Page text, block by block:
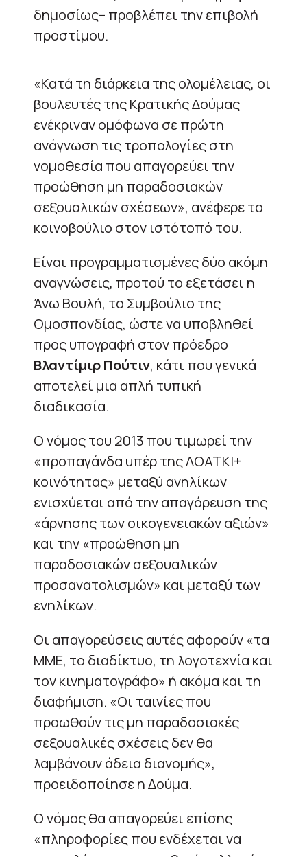
δημοσίως– προβλέπει την επιβολή
προστίμου.
«Κατά τη διάρκεια της ολομέλειας, οι
βουλευτές της Κρατικής Δούμας
ενέκριναν ομόφωνα σε πρώτη
ανάγνωση τις τροπολογίες στη
νομοθεσία που απαγορεύει την
προώθηση μη παραδοσιακών
σεξουαλικών σχέσεων», ανέφερε το
κοινοβούλιο στον ιστότοπό του.
Είναι προγραμματισμένες δύο ακόμη
αναγνώσεις, προτού το εξετάσει η
Άνω Βουλή, το Συμβούλιο της
Ομοσπονδίας, ώστε να υποβληθεί
προς υπογραφή στον πρόεδρο
Βλαντίμιρ Πούτιν, κάτι που γενικά
αποτελεί μια απλή τυπική
διαδικασία.
Ο νόμος του 2013 που τιμωρεί την
«προπαγάνδα υπέρ της ΛΟΑΤΚΙ+
κοινότητας» μεταξύ ανηλίκων
ενισχύεται από την απαγόρευση της
«άρνησης των οικογενειακών αξιών»
και την «προώθηση μη
παραδοσιακών σεξουαλικών
προσανατολισμών» και μεταξύ των
ενηλίκων.
Οι απαγορεύσεις αυτές αφορούν «τα
ΜΜΕ, το διαδίκτυο, τη λογοτεχνία και
τον κινηματογράφο» ή ακόμα και τη
διαφήμιση. «Οι ταινίες που
προωθούν τις μη παραδοσιακές
σεξουαλικές σχέσεις δεν θα
λαμβάνουν άδεια διανομής»,
προειδοποίησε η Δούμα.
Ο νόμος θα απαγορεύει επίσης
«πληροφορίες που ενδέχεται να